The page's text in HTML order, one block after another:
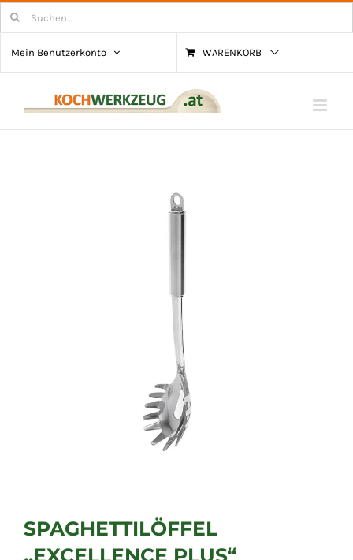
Zum
Inhalt
springen
Suchen
nach:
Mein Benutzerkonto
WARENKORB
SPAGHETTILÖFFEL
„EXCELLENCE PLUS“